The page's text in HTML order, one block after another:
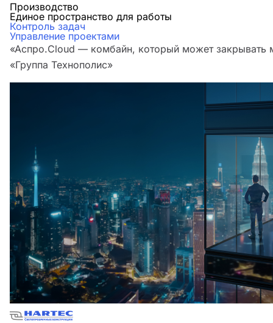
Производство
Единое пространство для работы
Контроль задач
Управление проектами
«Аспро.Cloud — комбайн, который может закрывать
«Группа Технополис»‎